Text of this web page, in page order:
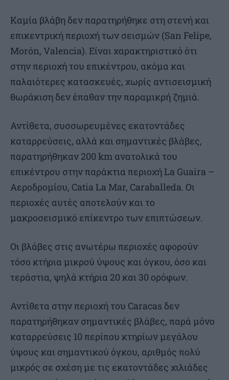
Καμία βλάβη δεν παρατηρήθηκε στη στενή και
επικεντρική περιοχή των σεισμών (San Felipe,
Morón, Valencia). Είναι χαρακτηριστικό ότι
στην περιοχή του επικέντρου, ακόμα και
παλαιότερες κατασκευές, χωρίς αντισεισμική
θωράκιση δεν έπαθαν την παραμικρή ζημιά.
Αντίθετα, συσσωρευμένες εκατοντάδες
καταρρεύσεις, αλλά και σημαντικές βλάβες,
παρατηρήθηκαν 200 km ανατολικά του
επικέντρου στην παράκτια περιοχή La Guaira –
Αεροδρομίου, Catia La Mar, Caraballeda. Οι
περιοχές αυτές αποτελούν και το
μακροσεισμικό επίκεντρο των επιπτώσεων.
Οι βλάβες στις ανωτέρω περιοχές αφορούν
τόσο κτήρια μικρού ύψους και όγκου, όσο και
τεράστια, ψηλά κτήρια 20 και 30 ορόφων.
Αντίθετα στην περιοχή του Caracas δεν
παρατηρήθηκαν σημαντικές βλάβες, παρά μόνο
καταρρεύσεις 10 περίπου κτηρίων μεγάλου
ύψους και σημαντικού όγκου, αριθμός πολύ
μικρός σε σχέση με τις εκατοντάδες χιλιάδες